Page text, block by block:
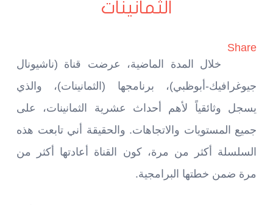
الثمانينات
Share
خلال المدة الماضية، عرضت قناة (ناشيونال
جيوغرافيك-أبوظبي)، برنامجها (الثمانينات)، والذي
يسجل وثائقياً لأهم أحداث عشرية الثمانينات، على
جميع المستويات والاتجاهات. والحقيقة أني تابعت هذه
السلسلة أكثر من مرة، كون القناة أعادتها أكثر من
مرة ضمن خطتها البرامجية.